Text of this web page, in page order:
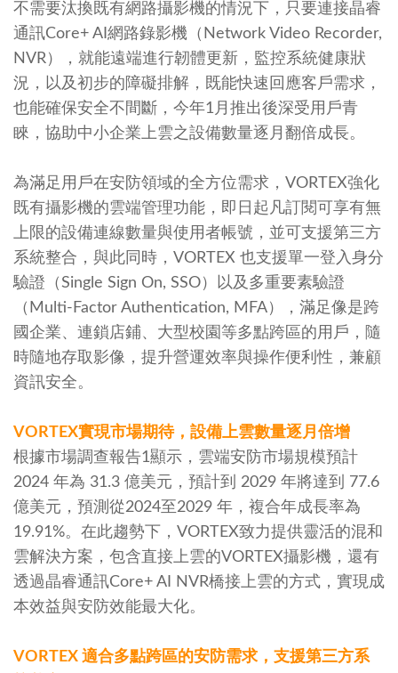
不需要汰換既有網路攝影機的情況下，只要連接晶睿
通訊Core+ AI網路錄影機（Network Video Recorder,
NVR），就能遠端進行韌體更新，監控系統健康狀
況，以及初步的障礙排解，既能快速回應客戶需求，
也能確保安全不間斷，今年1月推出後深受用戶青
睞，協助中小企業上雲之設備數量逐月翻倍成長。
為滿足用戶在安防領域的全方位需求，VORTEX強化
既有攝影機的雲端管理功能，即日起凡訂閱可享有無
上限的設備連線數量與使用者帳號，並可支援第三方
系統整合，與此同時，VORTEX 也支援單一登入身分
驗證（Single Sign On, SSO）以及多重要素驗證
（Multi-Factor Authentication, MFA），滿足像是跨
國企業、連鎖店鋪、大型校園等多點跨區的用戶，隨
時隨地存取影像，提升營運效率與操作便利性，兼顧
資訊安全。
VORTEX實現市場期待，設備上雲數量逐月倍增
根據市場調查報告1顯示，雲端安防市場規模預計
2024 年為 31.3 億美元，預計到 2029 年將達到 77.6
億美元，預測從2024至2029 年，複合年成長率為
19.91%。在此趨勢下，VORTEX致力提供靈活的混和
雲解決方案，包含直接上雲的VORTEX攝影機，還有
透過晶睿通訊Core+ AI NVR橋接上雲的方式，實現成
本效益與安防效能最大化。
VORTEX 適合多點跨區的安防需求，支援第三方系